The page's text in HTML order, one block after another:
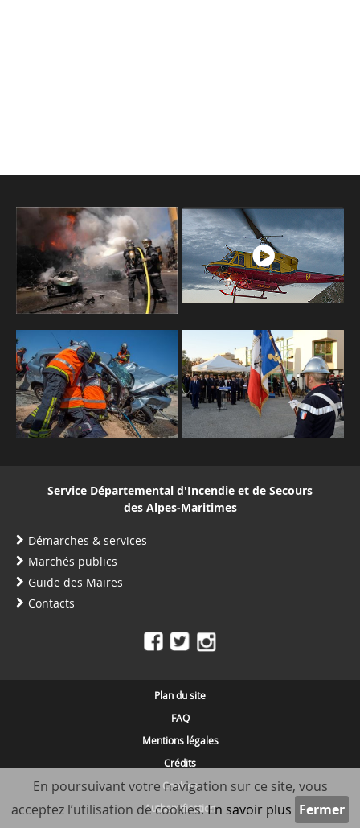
Service Départemental d'Incendie et de Secours
des Alpes-Maritimes
Démarches & services
Marchés publics
Guide des Maires
Contacts
Plan du site
FAQ
Mentions légales
Crédits
Cookies
Authentification
En poursuivant votre navigation sur ce site, vous
acceptez l’utilisation de cookies.En savoir plus